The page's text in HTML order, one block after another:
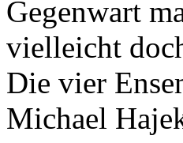
Gegenwart
vielleicht
Die vier
Michael